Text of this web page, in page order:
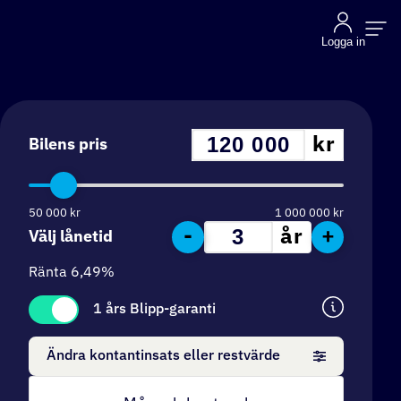
Logga in
Bilens pris kr
50 000 kr 1 000 000 kr
Välj lånetid - år +
Ränta 6,49%
1 års Blipp-garanti
Ändra kontantinsats eller restvärde